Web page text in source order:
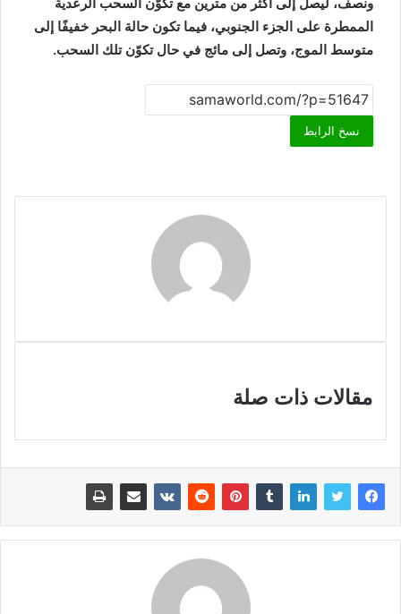
الممطرة على الجزء الجنوبي، فيما تكون حالة البحر خفيفًا إلى
متوسط الموج، وتصل إلى مائج في حال تكوّن تلك السحب.
نسخ الرابط
مقالات ذات صلة